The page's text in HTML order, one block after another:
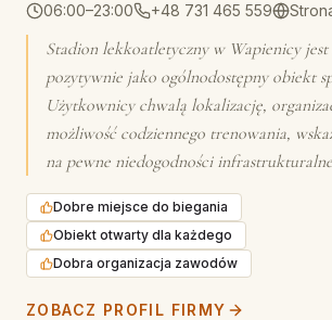
06:00–23:00
+48 731 465 559
Stadion lekkoatletyczny w Wapienicy
pozytywnie jako ogólnodostępny obiekt
Użytkownicy chwalą lokalizację,
możliwość codziennego trenowania,
na pewne niedogodności
Dobre miejsce do biegania
Obiekt otwarty dla każdego
Dobra organizacja zawodów
ZOBACZ PROFIL FIRMY